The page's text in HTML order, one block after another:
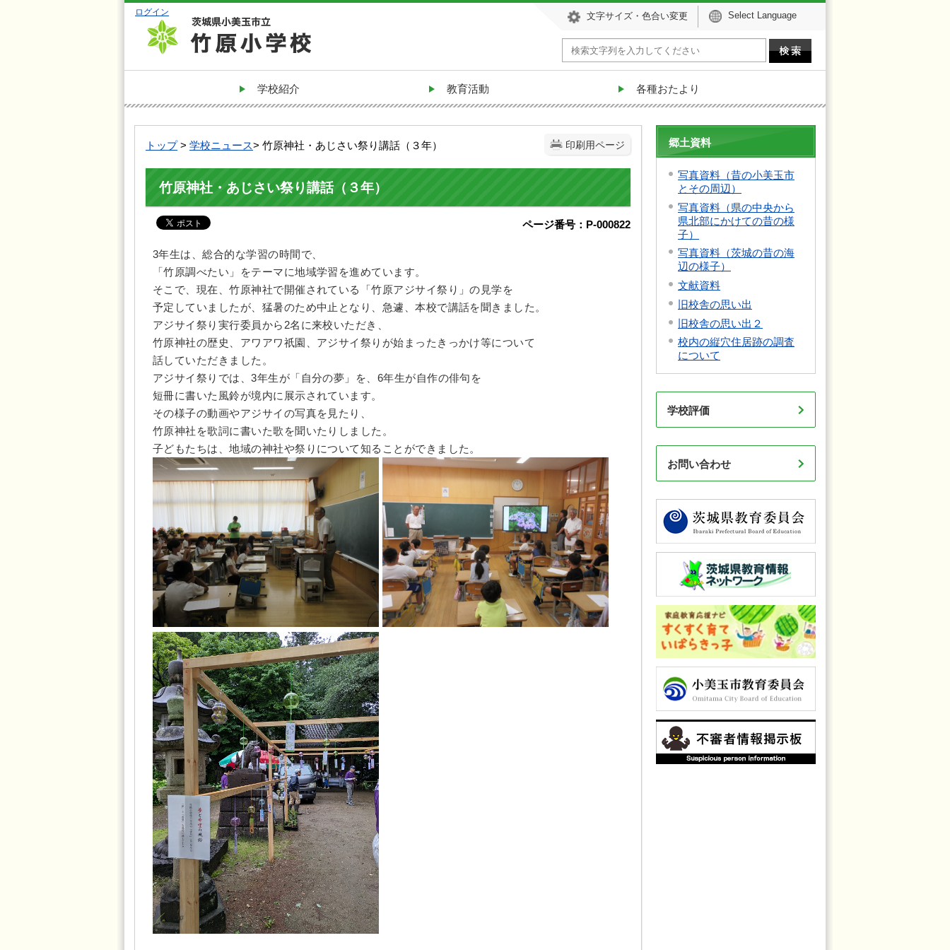
文字サイズ・色合い変更 Select Language
ログイン
学校紹介 教育活動 各種おたより
印刷用ページ
トップ> 学校ニュース> 竹原神社・あじさい祭り講話（３年）
竹原神社・あじさい祭り講話（３年）
ページ番号：P-000822
3年生は、総合的な学習の時間で、
「竹原調べたい」をテーマに地域学習を進めています。
そこで、現在、竹原神社で開催されている「竹原アジサイ祭り」の見学を
予定していましたが、猛暑のため中止となり、急遽、本校で講話を聞きました。
アジサイ祭り実行委員から2名に来校いただき、
竹原神社の歴史、アワアワ祇園、アジサイ祭りが始まったきっかけ等について
話していただきました。
アジサイ祭りでは、3年生が「自分の夢」を、6年生が自作の俳句を
短冊に書いた風鈴が境内に展示されています。
その様子の動画やアジサイの写真を見たり、
竹原神社を歌詞に書いた歌を聞いたりしました。
子どもたちは、地域の神社や祭りについて知ることができました。
郷土資料
写真資料（昔の小美玉市
とその周辺）
写真資料（県の中央から
県北部にかけての昔の様
子）
写真資料（茨城の昔の海
辺の様子）
文献資料
旧校舎の思い出
旧校舎の思い出２
校内の縦穴住居跡の調査
について
学校評価
お問い合わせ